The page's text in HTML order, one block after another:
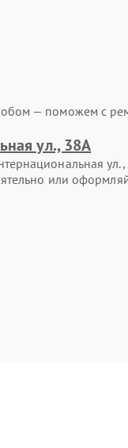
— поможем с
ул., 38А
ул.,
или